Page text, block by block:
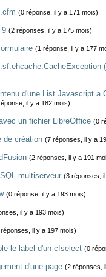
(0 réponse, il y a 171 mois)
(2 réponses, il y a 175 mois)
(1 réponse, il y a 177
d'une List Javascript a
il y a 182 mois)
un fichier LibreOffice (0
de création (7 réponses, il y a
(2 réponses, il y a 191
multiserveur (3 réponses,
(0 réponse, il y a 193 mois)
il y a 193 mois)
il y a 197 mois)
le label d'un cfselect (0
d'une page (2 réponses,